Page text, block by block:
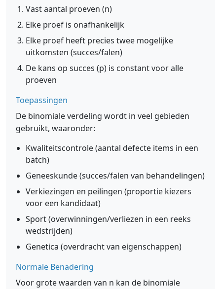
Vast aantal proeven (n)
Elke proef is onafhankelijk
Elke proef heeft precies twee mogelijke
uitkomsten (succes/falen)
De kans op succes (p) is constant voor alle
proeven
Toepassingen
De binomiale verdeling wordt in veel gebieden
gebruikt, waaronder:
Kwaliteitscontrole (aantal defecte items in een
batch)
Geneeskunde (succes/falen van behandelingen)
Verkiezingen en peilingen (proportie kiezers
voor een kandidaat)
Sport (overwinningen/verliezen in een reeks
wedstrijden)
Genetica (overdracht van eigenschappen)
Normale Benadering
Voor grote waarden van n kan de binomiale